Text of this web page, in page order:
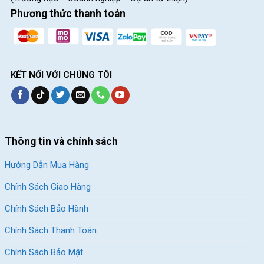
Chuộng Tại Xe Đạp Giá Kho
Giảm 8%
Xe Đạp Touring QT Bike
GTS100 – Khung Nhôm,
Shimano
5.590.000
Giảm 10%
CH 2:322/36 An Dương Vương, P.Chợ Quán, HCM (Quận
Phương thức thanh toán
KẾT NỐI VỚI CHÚNG TÔI
Thông tin và chính sách
Hướng Dẫn Mua Hàng
Chính Sách Giao Hàng
Chính Sách Bảo Hành
Chính Sách Thanh Toán
Chính Sách Bảo Mật